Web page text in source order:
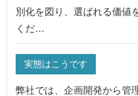
別化を図り、選ばれる価値
くだ…
実態はこうです
弊社では、企画開発から管